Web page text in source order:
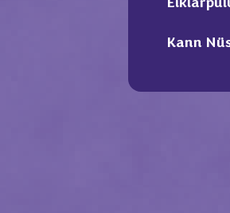
Kann